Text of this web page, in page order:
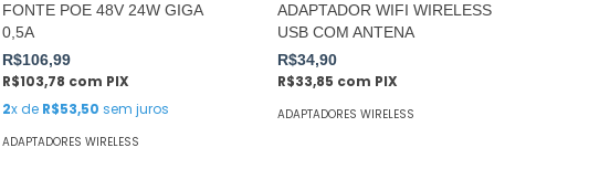
FONTE POE 48V 24W GIGA
0,5A
R$106,99
R$103,78 com PIX
2x de R$53,50 sem juros
ADAPTADORES WIRELESS
ADAPTADOR WIFI WIRELESS
USB COM ANTENA
R$34,90
R$33,85 com PIX
ADAPTADORES WIRELESS